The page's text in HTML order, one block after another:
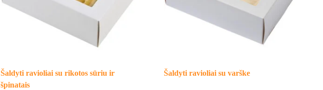
Šaldyti ravioliai su rikotos sūriu ir
špinatais
Šaldyti ravioliai su varške